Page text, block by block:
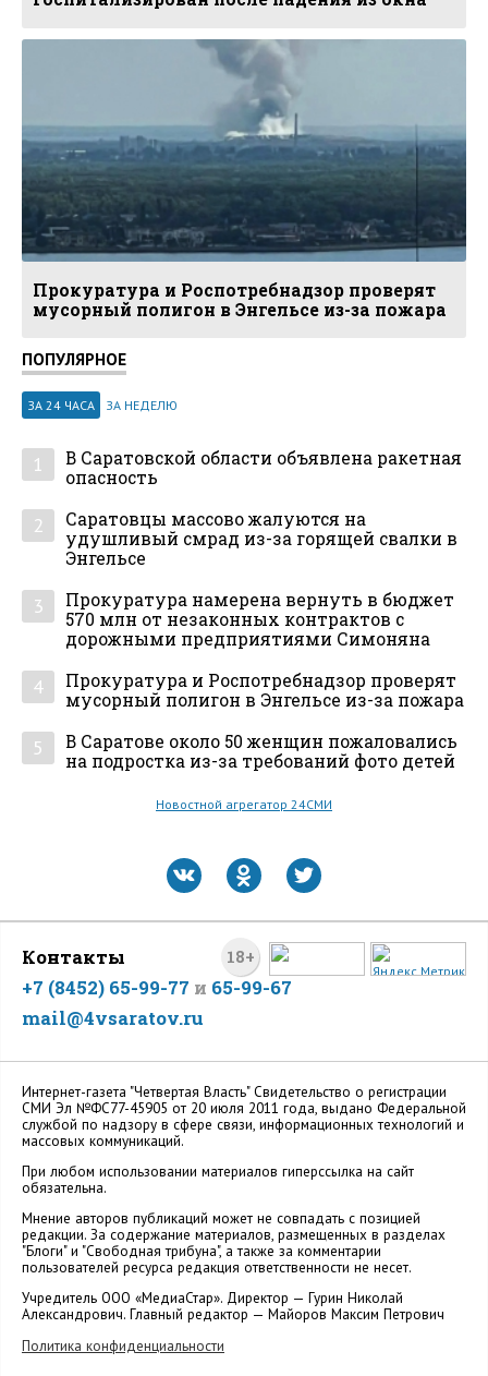
Прокуратура и Роспотребнадзор проверят
мусорный полигон в Энгельсе из-за пожара
ПОПУЛЯРНОЕ
ЗА 24 ЧАСА ЗА НЕДЕЛЮ
1
В Саратовской области объявлена ракетная
опасность
2
Саратовцы массово жалуются на
удушливый смрад из-за горящей свалки в
Энгельсе
3
Прокуратура намерена вернуть в бюджет
570 млн от незаконных контрактов с
дорожными предприятиями Симоняна
4
Прокуратура и Роспотребнадзор проверят
мусорный полигон в Энгельсе из-за пожара
5
В Саратове около 50 женщин пожаловались
на подростка из-за требований фото детей
Новостной агрегатор 24СМИ
18+
Контакты
+7 (8452) 65-99-77 и 65-99-67
mail@4vsaratov.ru
Интернет-газета "Четвертая Власть" Cвидетельство о регистрации
СМИ Эл №ФС77-45905 от 20 июля 2011 года, выдано Федеральной
службой по надзору в сфере связи, информационных технологий и
массовых коммуникаций.
При любом использовании материалов гиперссылка на сайт
обязательна.
Мнение авторов публикаций может не совпадать с позицией
редакции. За содержание материалов, размещенных в разделах
"Блоги" и "Свободная трибуна", а также за комментарии
пользователей ресурса редакция ответственности не несет.
Учредитель ООО «МедиаСтар». Директор — Гурин Николай
Александрович. Главный редактор — Майоров Максим Петрович
Политика конфиденциальности